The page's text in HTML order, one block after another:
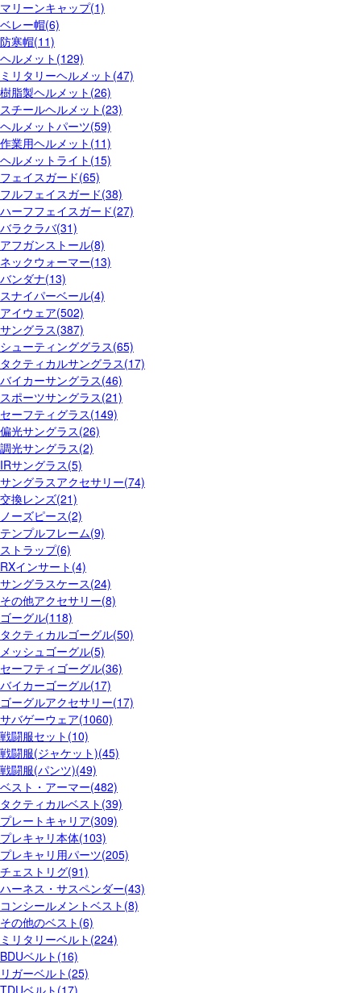
マリーンキャップ(1)
ベレー帽(6)
防寒帽(11)
ヘルメット(129)
ミリタリーヘルメット(47)
樹脂製ヘルメット(26)
スチールヘルメット(23)
ヘルメットパーツ(59)
作業用ヘルメット(11)
ヘルメットライト(15)
フェイスガード(65)
フルフェイスガード(38)
ハーフフェイスガード(27)
バラクラバ(31)
アフガンストール(8)
ネックウォーマー(13)
バンダナ(13)
スナイパーベール(4)
アイウェア(502)
サングラス(387)
シューティンググラス(65)
タクティカルサングラス(17)
バイカーサングラス(46)
スポーツサングラス(21)
セーフティグラス(149)
偏光サングラス(26)
調光サングラス(2)
IRサングラス(5)
サングラスアクセサリー(74)
交換レンズ(21)
ノーズピース(2)
テンプルフレーム(9)
ストラップ(6)
RXインサート(4)
サングラスケース(24)
その他アクセサリー(8)
ゴーグル(118)
タクティカルゴーグル(50)
メッシュゴーグル(5)
セーフティゴーグル(36)
バイカーゴーグル(17)
ゴーグルアクセサリー(17)
サバゲーウェア(1060)
戦闘服セット(10)
戦闘服(ジャケット)(45)
戦闘服(パンツ)(49)
ベスト・アーマー(482)
タクティカルベスト(39)
プレートキャリア(309)
プレキャリ本体(103)
プレキャリ用パーツ(205)
チェストリグ(91)
ハーネス・サスペンダー(43)
コンシールメントベスト(8)
その他のベスト(6)
ミリタリーベルト(224)
BDUベルト(16)
リガーベルト(25)